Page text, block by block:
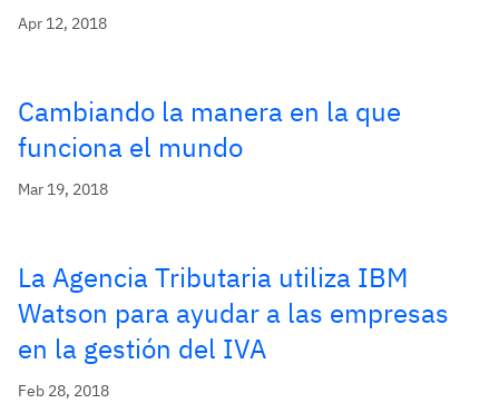
Apr 12, 2018
Cambiando la manera en la que
funciona el mundo
Mar 19, 2018
La Agencia Tributaria utiliza IBM
Watson para ayudar a las empresas
en la gestión del IVA
Feb 28, 2018